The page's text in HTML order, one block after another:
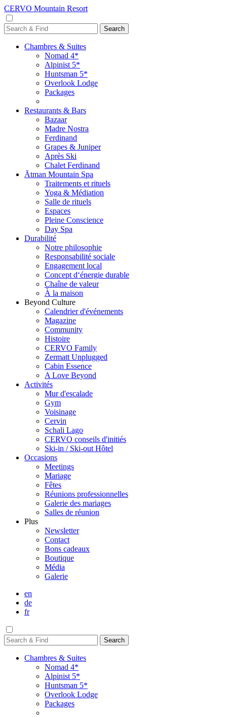
CERVO Mountain Resort
Chambres & Suites
Nomad 4*
Alpinist 5*
Huntsman 5*
Overlook Lodge
Packages
Restaurants & Bars
Bazaar
Madre Nostra
Ferdinand
Grapes & Juniper
Après Ski
Chalet Ferdinand
Ātman Mountain Spa
Traitements et rituels
Yoga & Médiation
Salle de rituels
Espaces
Pleine Conscience
Day Spa
Durabilité
Notre philosophie
Responsabilité sociale
Engagement local
Concept d‘énergie durable
Chaîne de valeur
À la maison
Beyond Culture
Calendrier d'événements
Magazine
Community
Histoire
CERVO Family
Zermatt Unplugged
Cabin Essence
A Love Beyond
Activités
Mur d'escalade
Gym
Voisinage
Cervin
Schali Lago
CERVO conseils d'initiés
Ski-in / Ski-out Hôtel
Occasions
Meetings
Mariage
Fêtes
Réunions professionnelles
Galerie des mariages
Salles de réunion
Plus
Newsletter
Contact
Bons cadeaux
Boutique
Média
Galerie
en
de
fr
Chambres & Suites
Nomad 4*
Alpinist 5*
Huntsman 5*
Overlook Lodge
Packages